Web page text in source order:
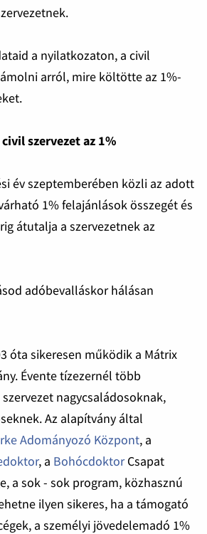
a nyilatkozaton, a civil
arról, mire költötte az 1%-
szervezet az 1%
év szeptemberében közli az adott
1% felajánlások összegét és
átutalja a szervezetnek az
adóbevalláskor hálásan
óta sikeresen működik a Mátrix
Évente tízezernél több
nagycsaládosoknak,
Az alapítvány által
Adományozó Központ, a
, a BohócdoktorCsapat
a sok - sok program, közhasznú
ilyen sikeres, ha a támogató
a személyi jövedelemadó 1%